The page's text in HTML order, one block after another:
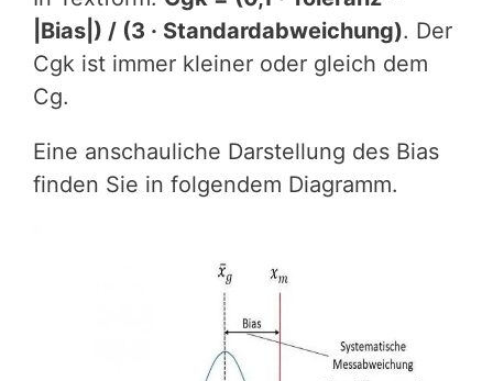
|Bias|) / (3 · Standardabweichung). Der
Cgk ist immer kleiner oder gleich dem
Cg.
Eine anschauliche Darstellung des Bias
finden Sie in folgendem Diagramm.